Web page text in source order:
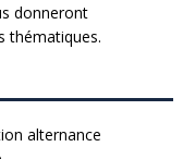
donneront
thématiques.
alternance